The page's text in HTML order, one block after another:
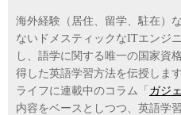
海外経験（居住、留学、駐在）
ないドメスティックなITエンジ
し、語学に関する唯一の国家資
得した英語学習方法を伝授しま
ライフに連載中のコラム「 ガジ
内容をベースとしつつ、英語学